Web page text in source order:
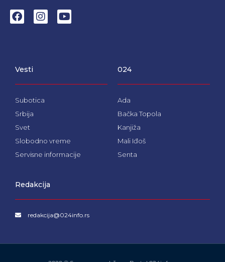
F
a
o
o
k
I
n
a
Y
o
Vesti
Subotica
Srbija
Svet
Slobodno vreme
Servisne informacije
024
Ada
Bačka Topola
Kanjiža
Mali Iđoš
Senta
Redakcija
redakcija@024info.rs